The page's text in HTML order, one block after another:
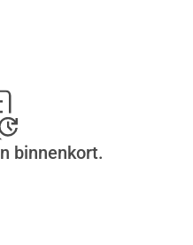
binnenkort.